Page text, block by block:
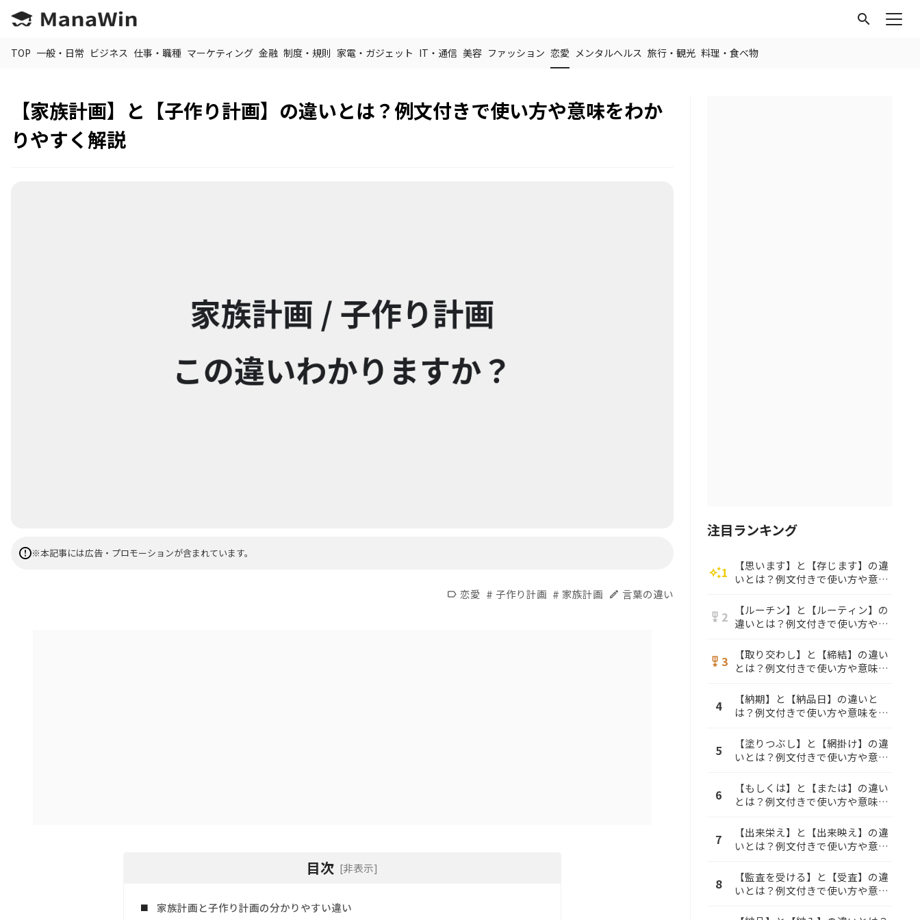
search
TOP 一般・日常 ビジネス 仕事・職種 マーケティング 金融 制度・規則 家電・ガジェット IT・通信 美容 ファッション 恋愛 メンタルヘルス 旅行・観光 料理・食べ物
【家族計画】と【子作り計画】の違いとは？例文付きで使い方や意味をわか
りやすく解説
※本記事には広告・プロモーションが含まれています。
label 恋愛 # 子作り計画 # 家族計画 edit 言葉の違い
目次 [非表示]
家族計画と子作り計画の分かりやすい違い
注目ランキング
auto_awesome1
【思います】と【存じます】の違
いとは？例文付きで使い方や意味
military_tech 2
【ルーチン】と【ルーティン】の
違いとは？例文付きで使い方や意
military_tech 3
【取り交わし】と【締結】の違い
とは？例文付きで使い方や意味を
4
【納期】と【納品日】の違いと
は？例文付きで使い方や意味をわ
5
【塗りつぶし】と【網掛け】の違
いとは？例文付きで使い方や意味
6
【もしくは】と【または】の違い
とは？例文付きで使い方や意味を
7
【出来栄え】と【出来映え】の違
いとは？例文付きで使い方や意味
8
【監査を受ける】と【受査】の違
いとは？例文付きで使い方や意味